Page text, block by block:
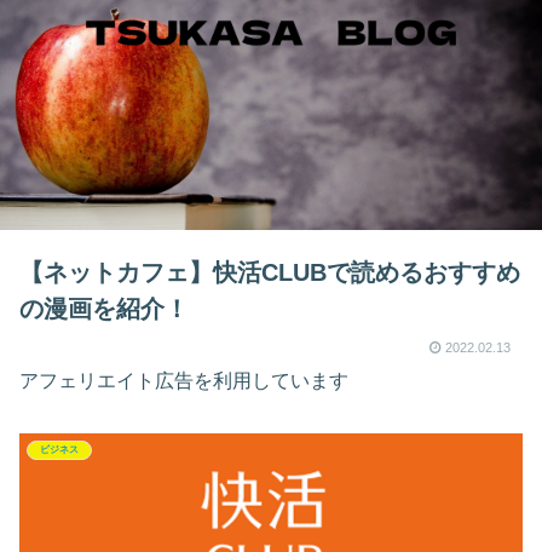
【ネットカフェ】快活CLUBで読めるおすすめ
の漫画を紹介！
2022.02.13
アフェリエイト広告を利用しています
ビジネス